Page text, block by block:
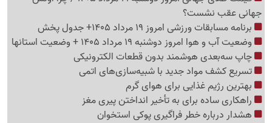
جهانی عقب نشست؟
برنامه مسابقات ورزشی امروز 19 مرداد 1405+ جدول پخش
وضعیت آب و هوا امروز دوشنبه 19 مرداد 1405 + وضعیت استانها
چاپ سه‌بعدی هوشمند بدون قطعات الکترونیکی
تسریع کشف مواد جدید با شبیه‌سازی‌های اتمی
بهترین رژیم غذایی برای هوای گرم
راهکاری ساده برای به تأخیر انداختن پیری مغز
هشدار درباره خطر فراگیری پوکی استخوان